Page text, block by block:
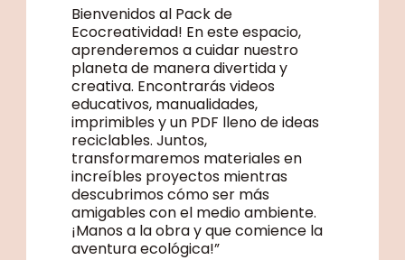
Bienvenidos al Pack de
Ecocreatividad! En este espacio,
aprenderemos a cuidar nuestro
planeta de manera divertida y
creativa. Encontrarás videos
educativos, manualidades,
imprimibles y un PDF lleno de ideas
reciclables. Juntos,
transformaremos materiales en
increíbles proyectos mientras
descubrimos cómo ser más
amigables con el medio ambiente.
¡Manos a la obra y que comience la
aventura ecológica!”